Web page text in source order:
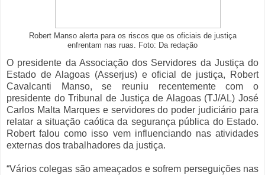
Robert Manso alerta para os riscos que os oficiais de justiça
enfrentam nas ruas. Foto: Da redação
O presidente da Associação dos Servidores da Justiça do
Estado de Alagoas (Asserjus) e oficial de justiça, Robert
Cavalcanti Manso, se reuniu recentemente com o
presidente do Tribunal de Justiça de Alagoas (TJ/AL) José
Carlos Malta Marques e servidores do poder judiciário para
relatar a situação caótica da segurança pública do Estado.
Robert falou como isso vem influenciando nas atividades
externas dos trabalhadores da justiça.
“Vários colegas são ameaçados e sofrem perseguições nas